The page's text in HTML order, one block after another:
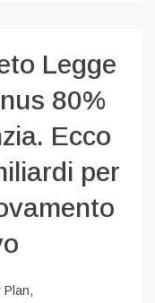
Legge
80%
Ecco
per
Plan,